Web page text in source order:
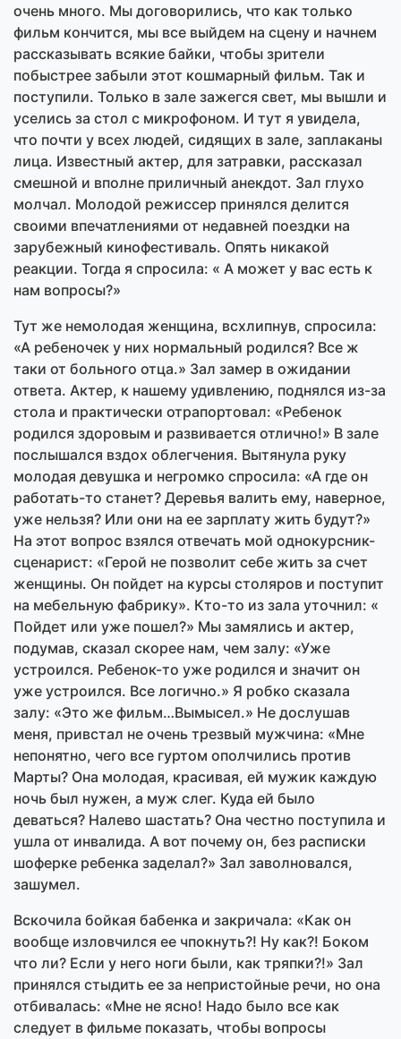
очень много. Мы договорились, что как только
фильм кончится, мы все выйдем на сцену и начнем
рассказывать всякие байки, чтобы зрители
побыстрее забыли этот кошмарный фильм. Так и
поступили. Только в зале зажегся свет, мы вышли и
уселись за стол с микрофоном. И тут я увидела,
что почти у всех людей, сидящих в зале, заплаканы
лица. Известный актер, для затравки, рассказал
смешной и вполне приличный анекдот. Зал глухо
молчал. Молодой режиссер принялся делится
своими впечатлениями от недавней поездки на
зарубежный кинофестиваль. Опять никакой
реакции. Тогда я спросила: « А может у вас есть к
нам вопросы?»
Тут же немолодая женщина, всхлипнув, спросила:
«А ребеночек у них нормальный родился? Все ж
таки от больного отца.» Зал замер в ожидании
ответа. Актер, к нашему удивлению, поднялся из-за
стола и практически отрапортовал: «Ребенок
родился здоровым и развивается отлично!» В зале
послышался вздох облегчения. Вытянула руку
молодая девушка и негромко спросила: «А где он
работать-то станет? Деревья валить ему, наверное,
уже нельзя? Или они на ее зарплату жить будут?»
На этот вопрос взялся отвечать мой однокурсник-
сценарист: «Герой не позволит себе жить за счет
женщины. Он пойдет на курсы столяров и поступит
на мебельную фабрику». Кто-то из зала уточнил: «
Пойдет или уже пошел?» Мы замялись и актер,
подумав, сказал скорее нам, чем залу: «Уже
устроился. Ребенок-то уже родился и значит он
уже устроился. Все логично.» Я робко сказала
залу: «Это же фильм…Вымысел.» Не дослушав
меня, привстал не очень трезвый мужчина: «Мне
непонятно, чего все гуртом ополчились против
Марты? Она молодая, красивая, ей мужик каждую
ночь был нужен, а муж слег. Куда ей было
деваться? Налево шастать? Она честно поступила и
ушла от инвалида. А вот почему он, без расписки
шоферке ребенка заделал?» Зал заволновался,
зашумел.
Вскочила бойкая бабенка и закричала: «Как он
вообще изловчился ее чпокнуть?! Ну как?! Боком
что ли? Если у него ноги были, как тряпки?!» Зал
принялся стыдить ее за непристойные речи, но она
отбивалась: «Мне не ясно! Надо было все как
следует в фильме показать, чтобы вопросы